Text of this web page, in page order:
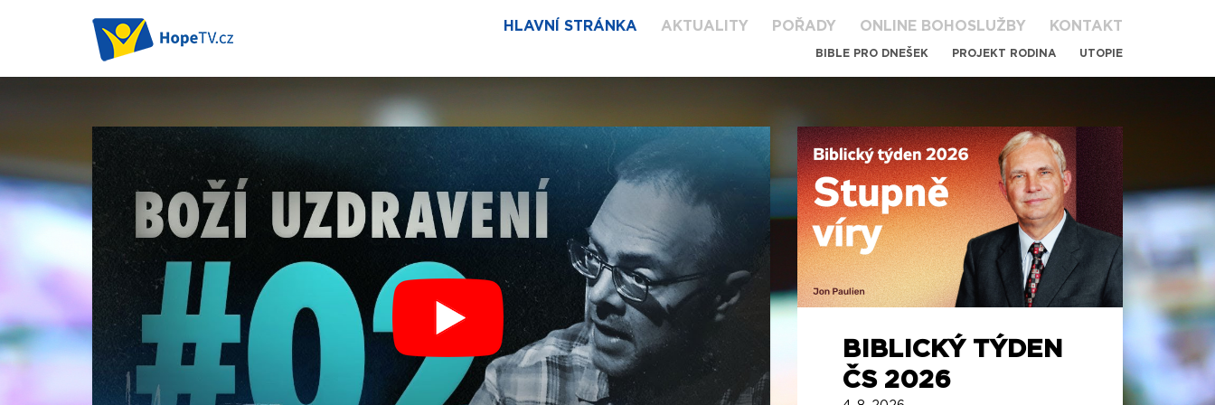
HLAVNÍ STRÁNKA AKTUALITY POŘADY ONLINE BOHOSLUŽBY KONTAKT
BIBLE PRO DNEŠEK PROJEKT RODINA UTOPIE
NOVOROČNÍ
BOHOSLUŽBA
BIBLICKÝ TÝDEN
ČS 2026